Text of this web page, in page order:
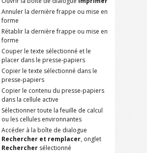
Annuler la dernière frappe ou mise en
forme
Rétablir la dernière frappe ou mise en
forme
Couper le texte sélectionné et le
placer dans le presse-papiers
Copier le texte sélectionné dans le
presse-papiers
Copier le contenu du presse-papiers
dans la cellule active
Sélectionner toute la feuille de calcul
ou les cellules environnantes
Accéder à la boîte de dialogue
Rechercher et remplacer, onglet
Rechercher sélectionné